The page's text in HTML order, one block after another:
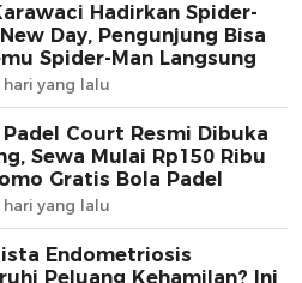
Hadirkan Spider-
Day, Pengunjung Bisa
Spider-Man Langsung
hari yang lalu
Court Resmi Dibuka
Sewa Mulai Rp150 Ribu
Gratis Bola Padel
hari yang lalu
Endometriosis
Peluang Kehamilan? Ini